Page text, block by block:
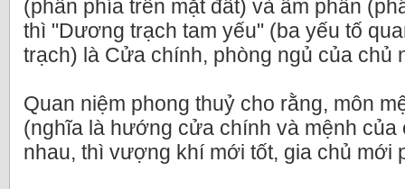
(phần phía trên mặt đất) và âm phần
thì "Dương trạch tam yếu" (ba yếu tố
trạch) là Cửa chính, phòng ngủ của chủ
Quan niệm phong thuỷ cho rằng, môn
(nghĩa là hướng cửa chính và mệnh
nhau, thì vượng khí mới tốt, gia chủ mới